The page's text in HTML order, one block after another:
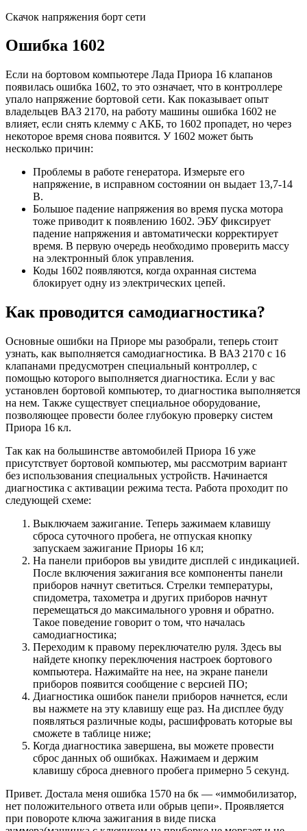
Скачок напряжения борт сети
Ошибка 1602
Если на бортовом компьютере Лада Приора 16 клапанов
появилась ошибка 1602, то это означает, что в контроллере
упало напряжение бортовой сети. Как показывает опыт
владельцев ВАЗ 2170, на работу машины ошибка 1602 не
влияет, если снять клемму с АКБ, то 1602 пропадет, но через
некоторое время снова появится. У 1602 может быть
несколько причин:
Проблемы в работе генератора. Измерьте его
напряжение, в исправном состоянии он выдает 13,7-14
В.
Большое падение напряжения во время пуска мотора
тоже приводит к появлению 1602. ЭБУ фиксирует
падение напряжения и автоматически корректирует
время. В первую очередь необходимо проверить массу
на электронный блок управления.
Коды 1602 появляются, когда охранная система
блокирует одну из электрических цепей.
Как проводится самодиагностика?
Основные ошибки на Приоре мы разобрали, теперь стоит
узнать, как выполняется самодиагностика. В ВАЗ 2170 с 16
клапанами предусмотрен специальный контроллер, с
помощью которого выполняется диагностика. Если у вас
установлен бортовой компьютер, то диагностика выполняется
на нем. Также существует специальное оборудование,
позволяющее провести более глубокую проверку систем
Приора 16 кл.
Так как на большинстве автомобилей Приора 16 уже
присутствует бортовой компьютер, мы рассмотрим вариант
без использования специальных устройств. Начинается
диагностика с активации режима теста. Работа проходит по
следующей схеме:
Выключаем зажигание. Теперь зажимаем клавишу
сброса суточного пробега, не отпуская кнопку
запускаем зажигание Приоры 16 кл;
На панели приборов вы увидите дисплей с индикацией.
После включения зажигания все компоненты панели
приборов начнут светиться. Стрелки температуры,
спидометра, тахометра и других приборов начнут
перемещаться до максимального уровня и обратно.
Такое поведение говорит о том, что началась
самодиагностика;
Переходим к правому переключателю руля. Здесь вы
найдете кнопку переключения настроек бортового
компьютера. Нажимайте на нее, на экране панели
приборов появится сообщение с версией ПО;
Диагностика ошибок панели приборов начнется, если
вы нажмете на эту клавишу еще раз. На дисплее буду
появляться различные коды, расшифровать которые вы
сможете в таблице ниже;
Когда диагностика завершена, вы можете провести
сброс данных об ошибках. Нажимаем и держим
клавишу сброса дневного пробега примерно 5 секунд.
Привет. Достала меня ошибка 1570 на бк — «иммобилизатор,
нет положительного ответа или обрыв цепи». Проявляется
при повороте ключа зажигания в виде писка